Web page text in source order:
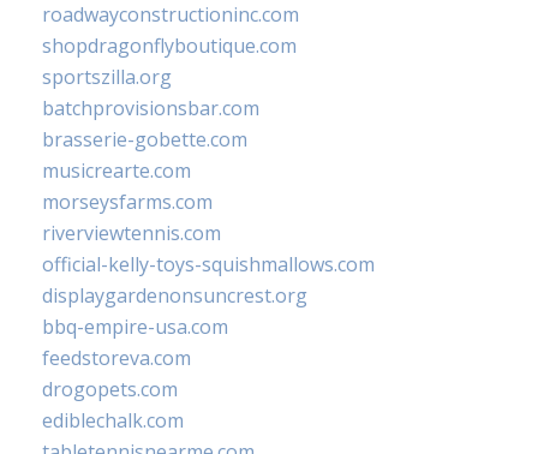
roadwayconstructioninc.com
shopdragonflyboutique.com
sportszilla.org
batchprovisionsbar.com
brasserie-gobette.com
musicrearte.com
morseysfarms.com
riverviewtennis.com
official-kelly-toys-squishmallows.com
displaygardenonsuncrest.org
bbq-empire-usa.com
feedstoreva.com
drogopets.com
ediblechalk.com